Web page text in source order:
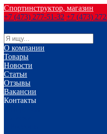
Спортинструктор, магазин
+7 (473) 277-51-32 +7 (473)
О компании
Товары
Новости
Статьи
Отзывы
Вакансии
Контакты